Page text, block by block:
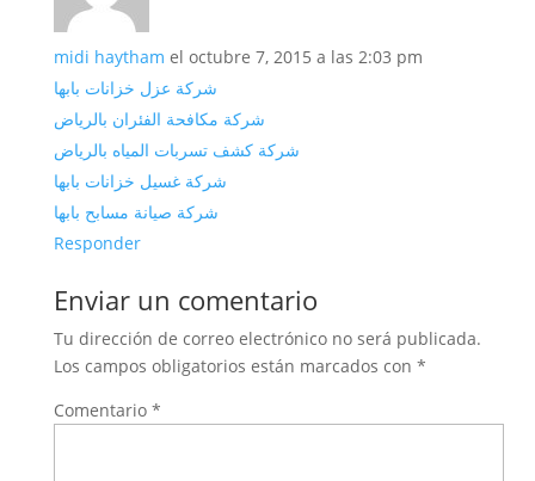
midi haytham el octubre 7, 2015 a las 2:03 pm
شركة عزل خزانات بابها
شركة مكافحة الفئران بالرياض
شركة كشف تسربات المياه بالرياض
شركة غسيل خزانات بابها
شركة صيانة مسابح بابها
Responder
Enviar un comentario
Tu dirección de correo electrónico no será publicada.
Los campos obligatorios están marcados con *
Comentario *